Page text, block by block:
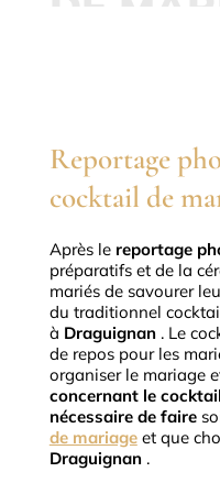
Reportage
cocktail de
Après le reportage
préparatifs et de la
mariés de savourer
du traditionnel
à Draguignan. Le
de repos pour les
organiser le mariage
concernant le
nécessaire de faire
de mariageet que
Draguignan.